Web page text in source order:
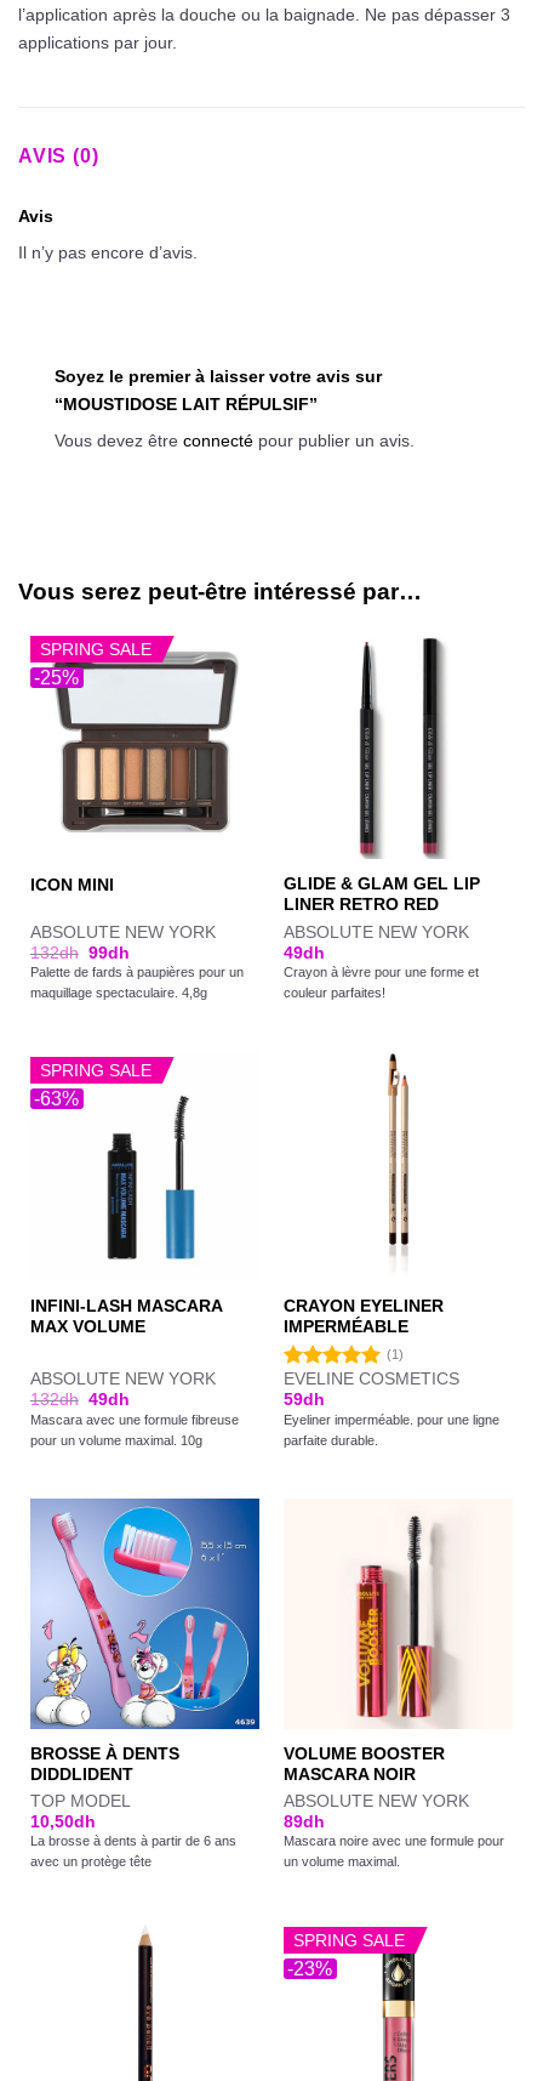
l’application après la douche ou la baignade. Ne pas dépasser 3
applications par jour.
AVIS (0)
Avis
Il n’y pas encore d’avis.
Soyez le premier à laisser votre avis sur
“MOUSTIDOSE LAIT RÉPULSIF”
Vous devez être connecté pour publier un avis.
Vous serez peut-être intéressé par…
-25%
SPRING SALE
ICON MINI
ABSOLUTE NEW YORK
132dh 99dh
Palette de fards à paupières pour un
maquillage spectaculaire. 4,8g
GLIDE & GLAM GEL LIP
LINER RETRO RED
ABSOLUTE NEW YORK
49dh
Crayon à lèvre pour une forme et
couleur parfaites!
-63%
SPRING SALE
INFINI-LASH MASCARA
MAX VOLUME
ABSOLUTE NEW YORK
132dh 49dh
Mascara avec une formule fibreuse
pour un volume maximal. 10g
CRAYON EYELINER
IMPERMÉABLE
Note5.00
sur 5
(1)
EVELINE COSMETICS
59dh
Eyeliner imperméable. pour une ligne
parfaite durable.
BROSSE À DENTS
DIDDLIDENT
TOP MODEL
10,50dh
La brosse à dents à partir de 6 ans
avec un protège tête
VOLUME BOOSTER
MASCARA NOIR
ABSOLUTE NEW YORK
89dh
Mascara noire avec une formule pour
un volume maximal.
-23%
SPRING SALE